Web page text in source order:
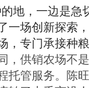
地，一边是急
一场创新探索
，专门承接种
，供销农场不
托管服务。陈